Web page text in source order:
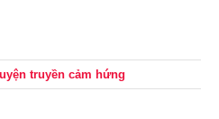
truyền cảm hứng